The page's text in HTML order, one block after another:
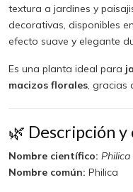
textura a jardines y
decorativas, disponibles en
efecto suave y elegante
Es una planta ideal para
macizos florales, gracias
🌿 Descripción
Nombre científico: Philica
Nombre común: Philica